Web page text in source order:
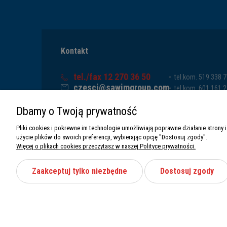
Kontakt
tel./fax 12 270 36 50
czesci@sawimgroup.com
32-080 Zabierzów
NIP: 5130284470
REGON: 5246591010
tel.kom. 519 338
tel.kom. 601 161
Dbamy o Twoją prywatność
Pliki cookies i pokrewne im technologie umożliwiają poprawne działanie
użycie plików do swoich preferencji, wybierając opcję "Dostosuj zgody".
Więcej o plikach cookies przeczytasz w naszej Polityce prywatności.
Zaakceptuj tylko niezbędne Dostosuj zgody